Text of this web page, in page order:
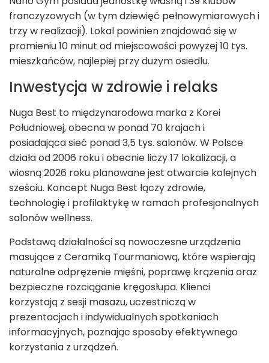
franczyzowych (w tym dziewięć pełnowymiarowych i
trzy w realizacji). Lokal powinien znajdować się w
promieniu 10 minut od miejscowości powyżej 10 tys.
mieszkańców, najlepiej przy dużym osiedlu.
Inwestycja w zdrowie i relaks
Nuga Best to międzynarodowa marka z Korei
Południowej, obecna w ponad 70 krajach i
posiadająca sieć ponad 3,5 tys. salonów. W Polsce
działa od 2006 roku i obecnie liczy 17 lokalizacji, a
wiosną 2026 roku planowane jest otwarcie kolejnych
sześciu. Koncept Nuga Best łączy zdrowie,
technologię i profilaktykę w ramach profesjonalnych
salonów wellness.
Podstawą działalności są nowoczesne urządzenia
masujące z Ceramiką Tourmaniową, które wspierają
naturalne odprężenie mięśni, poprawę krążenia oraz
bezpieczne rozciąganie kręgosłupa. Klienci
korzystają z sesji masażu, uczestniczą w
prezentacjach i indywidualnych spotkaniach
informacyjnych, poznając sposoby efektywnego
korzystania z urządzeń.